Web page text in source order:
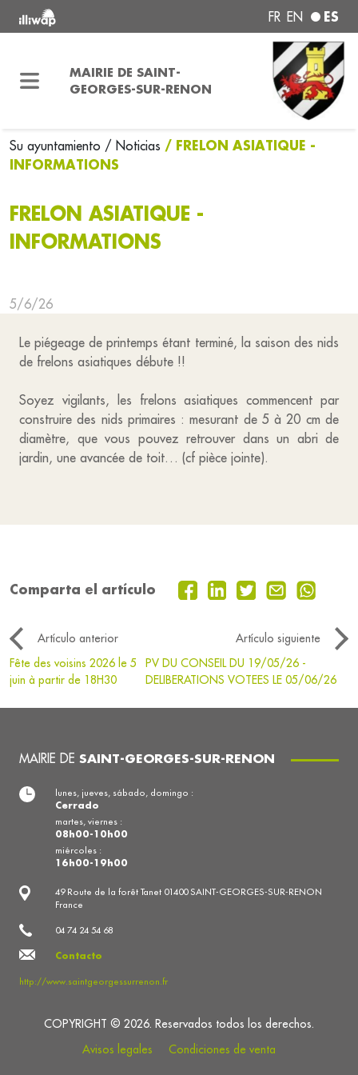
FR EN ES
MAIRIE DE SAINT-
GEORGES-SUR-RENON
Su ayuntamiento / Noticias / FRELON ASIATIQUE -
INFORMATIONS
FRELON ASIATIQUE -
INFORMATIONS
5/6/26
Le piégeage de printemps étant terminé, la saison des nids
de frelons asiatiques débute !!
Soyez vigilants, les frelons asiatiques commencent par
construire des nids primaires : mesurant de 5 à 20 cm de
diamètre, que vous pouvez retrouver dans un abri de
jardin, une avancée de toit… (cf pièce jointe).
Comparta el artículo
Artículo anterior
Artículo siguiente
Fête des voisins 2026 le 5
juin à partir de 18H30
PV DU CONSEIL DU 19/05/26 -
DELIBERATIONS VOTEES LE 05/06/26
MAIRIE DE SAINT-GEORGES-SUR-RENON
49 Route de la forêt Tanet 01400 SAINT-GEORGES-SUR-RENON
France
04 74 24 54 68
Contacto
http://www.saintgeorgessurrenon.fr
lunes, jueves, sábado, domingo :
Cerrado
martes, viernes :
08h00-10h00
miércoles :
16h00-19h00
COPYRIGHT © 2026. Reservados todos los derechos.
Avisos legales
Condiciones de venta